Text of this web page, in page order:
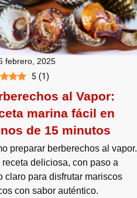
febrero, 2025
5 (1)
al Vapor:
marina fácil en
de 15 minutos
preparar berberechos al vapor.
receta deliciosa, con paso a
claro para disfrutar mariscos
con sabor auténtico.